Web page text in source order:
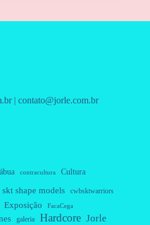
| contato@jorle.com.br
contracultura Cultura
shape models cwbsktwarriors
Exposição FacaCega
galeria Hardcore Jorle